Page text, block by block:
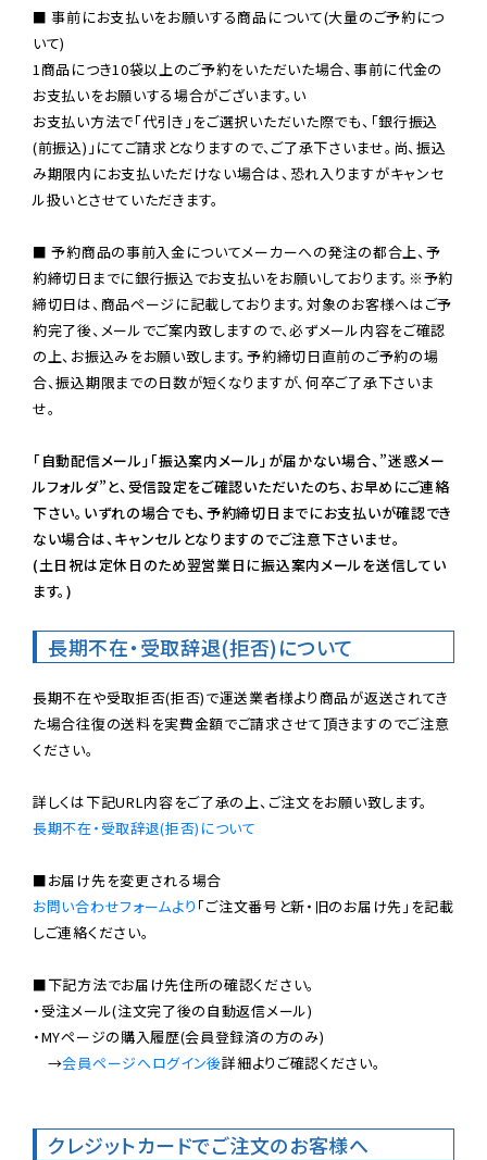
■ 事前にお支払いをお願いする商品について(大量のご予約につ
いて)
1商品につき10袋以上のご予約をいただいた場合、事前に代金の
お支払いをお願いする場合がございます。い
お支払い方法で「代引き」をご選択いただいた際でも、「銀行振込
(前振込)」にてご請求となりますので、ご了承下さいませ。尚、振込
み期限内にお支払いただけない場合は、恐れ入りますがキャンセ
ル扱いとさせていただきます。
■ 予約商品の事前入金についてメーカーへの発注の都合上、予
約締切日までに銀行振込でお支払いをお願いしております。※予約
締切日は、商品ページに記載しております。対象のお客様へはご予
約完了後、メールでご案内致しますので、必ずメール内容をご確認
の上、お振込みをお願い致します。予約締切日直前のご予約の場
合、振込期限までの日数が短くなりますが、何卒ご了承下さいま
せ。
「自動配信メール」「振込案内メール」が届かない場合、”迷惑メー
ルフォルダ”と、受信設定をご確認いただいたのち、お早めにご連絡
下さい。いずれの場合でも、予約締切日までにお支払いが確認でき
ない場合は、キャンセルとなりますのでご注意下さいませ。
(土日祝は定休日のため翌営業日に振込案内メールを送信してい
ます。)
長期不在・受取辞退(拒否)について
長期不在や受取拒否(拒否)で運送業者様より商品が返送されてき
た場合往復の送料を実費金額でご請求させて頂きますのでご注意
ください。
長期不在・受取辞退(拒否)について
お問い合わせフォームより 「ご注文番号と新・旧のお届け先」を記載
しご連絡ください。
■下記方法でお届け先住所の確認ください。
・受注メール(注文完了後の自動返信メール)
・MYページの購入履歴(会員登録済の方のみ)
→会員ページへログイン後詳細よりご確認ください。
クレジットカードでご注文のお客様へ